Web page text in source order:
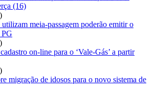
(16)
utilizam meia-passagem poderão emitir o
PG
on-line para o ‘Vale-Gás’ a partir
migração de idosos para o novo sistema de